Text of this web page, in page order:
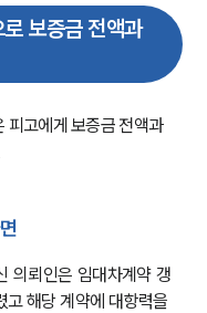
펌
보증금 전액과
피고에게 보증금 전액과
의뢰인은 임대차계약 갱
고 해당 계약에 대항력을